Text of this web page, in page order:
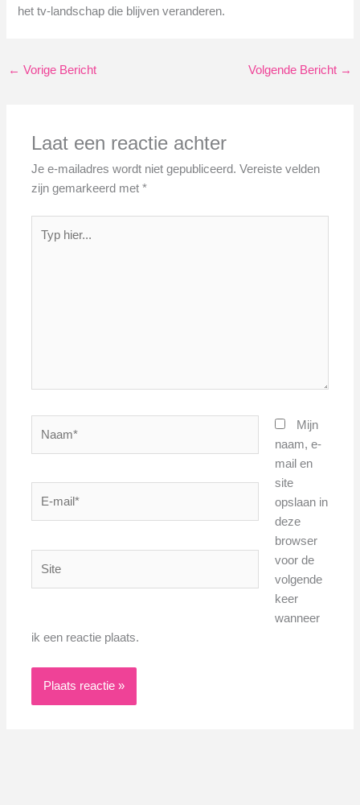
het tv-landschap die blijven veranderen.
← Vorige Bericht Volgende Bericht →
Laat een reactie achter
Je e-mailadres wordt niet gepubliceerd. Vereiste velden
zijn gemarkeerd met*
hier...
Mijn
naam, e-
mail en
site
opslaan in
deze
browser
voor de
volgende
keer
wanneer
ik een reactie plaats.